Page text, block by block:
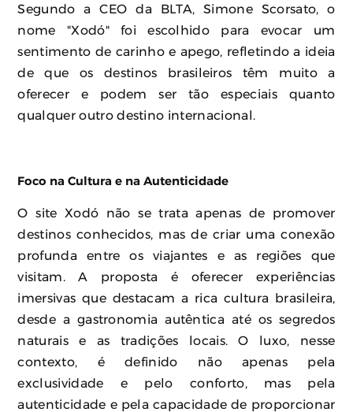
Segundo a CEO da BLTA, Simone Scorsato, o
nome "Xodó" foi escolhido para evocar um
sentimento de carinho e apego, refletindo a ideia
de que os destinos brasileiros têm muito a
oferecer e podem ser tão especiais quanto
qualquer outro destino internacional.
Foco na Cultura e na Autenticidade
O site Xodó não se trata apenas de promover
destinos conhecidos, mas de criar uma conexão
profunda entre os viajantes e as regiões que
visitam. A proposta é oferecer experiências
imersivas que destacam a rica cultura brasileira,
desde a gastronomia autêntica até os segredos
naturais e as tradições locais. O luxo, nesse
contexto, é definido não apenas pela
exclusividade e pelo conforto, mas pela
autenticidade e pela capacidade de proporcionar